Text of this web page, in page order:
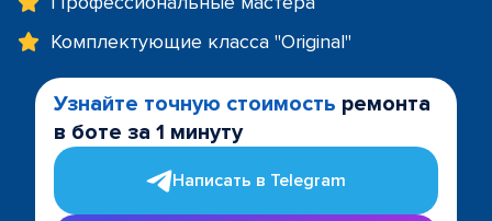
Комплектующие класса "Original"
Узнайте точную стоимость ремонта
в боте за 1 минуту
Написать в Telegram